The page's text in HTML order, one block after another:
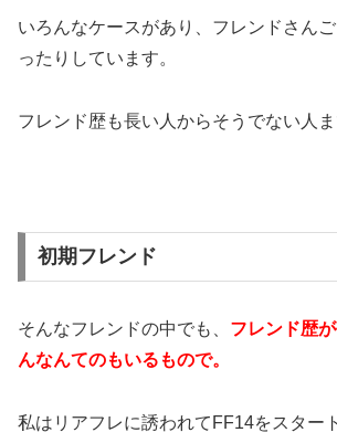
いろんなケースがあり、フレンドさん
ったりしています。
フレンド歴も長い人からそうでない人ま
初期フレンド
そんなフレンドの中でも、 フレンド歴
んなんてのもいるもので。
私はリアフレに誘われてFF14をスター